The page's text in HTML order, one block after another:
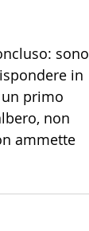
sono
in
un primo
non
ammette